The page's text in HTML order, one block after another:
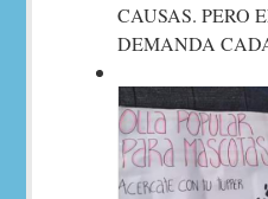
CAUSAS. PERO
DEMANDA